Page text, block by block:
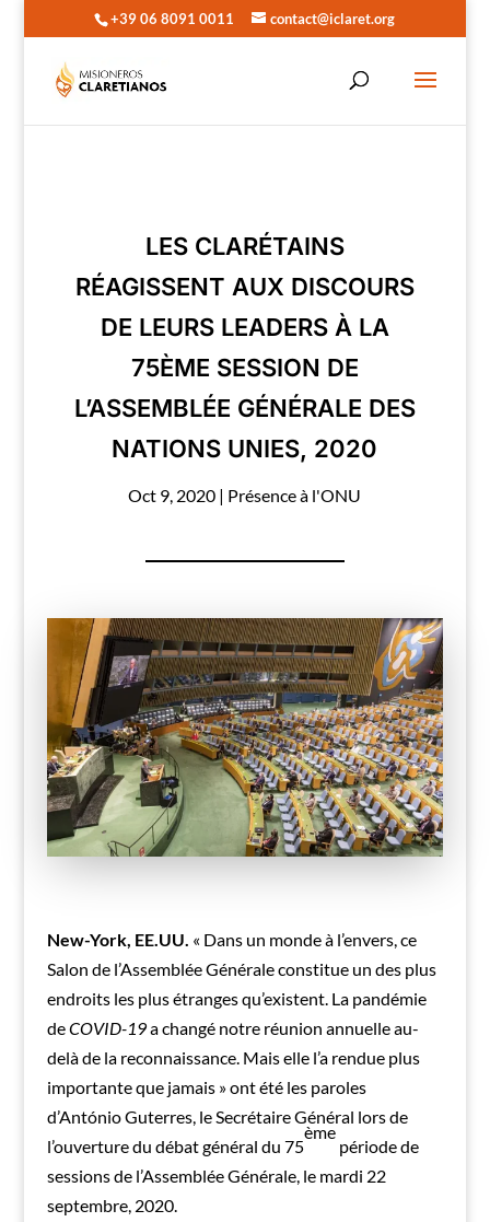
+39 06 8091 0011 contact@iclaret.org
LES CLARÉTAINS
RÉAGISSENT AUX DISCOURS
DE LEURS LEADERS À LA
75ÈME SESSION DE
L’ASSEMBLÉE GÉNÉRALE DES
NATIONS UNIES, 2020
Oct 9, 2020 | Présence à l'ONU
New-York, EE.UU. « Dans un monde à l’envers, ce
Salon de l’Assemblée Générale constitue un des plus
endroits les plus étranges qu’existent. La pandémie
deCOVID-19a changé notre réunion annuelle au-
delà de la reconnaissance. Mais elle l’a rendue plus
importante que jamais » ont été les paroles
d’António Guterres, le Secrétaire Général lors de
l’ouverture du débat général du 75
ème
période de
sessions de l’Assemblée Générale, le mardi 22
septembre, 2020.